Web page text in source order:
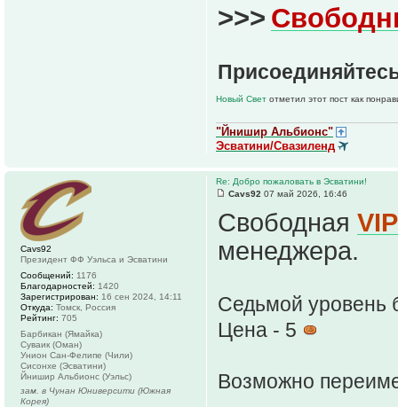
>>>
Новый Свет отметил этот пост как
"Йнишир Альбионс"
Эсватини/Свазиленд
Re: Добро пожаловать в Эсватини!
Cavs92 07 май 2026, 16:46
Свободная
менеджера.
Седьмой уровень
Цена - 5
Возможно
Cavs92
Президент ФФ Уэльса и Эсватини
Сообщений: 1176
Благодарностей: 1420
Зарегистрирован: 16 сен 2024, 14:11
Откуда: Томск, Россия
Рейтинг: 705
Барбикан (Ямайка)
Суваик (Оман)
Унион Сан-Фелипе (Чили)
Сисонхе (Эсватини)
Йнишир Альбионс (Уэльс)
зам. в Чунан Юниверсити (Южная
Корея)